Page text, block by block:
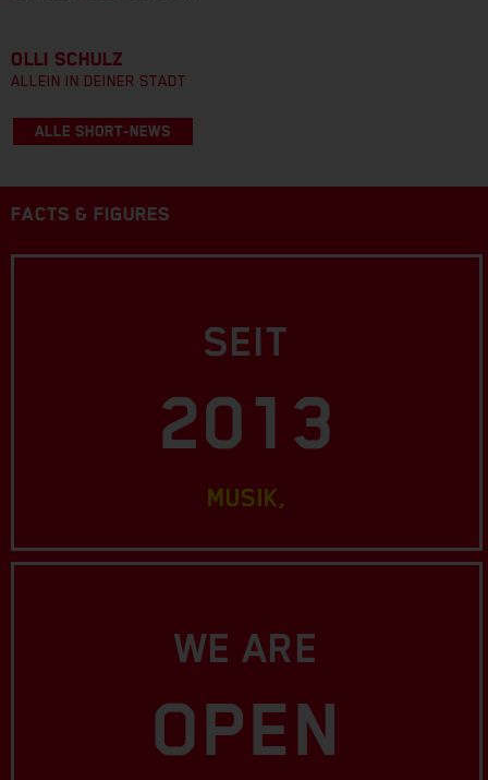
OLLI SCHULZ
ALLEIN IN DEINER STADT
ALLE SHORT-NEWS
FACTS & FIGURES
SEIT
2013
MUSIK,
WE ARE
OPEN